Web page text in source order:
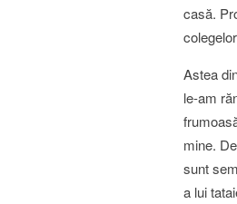
casă.
Astea
le-am
mine.
sunt
a lui